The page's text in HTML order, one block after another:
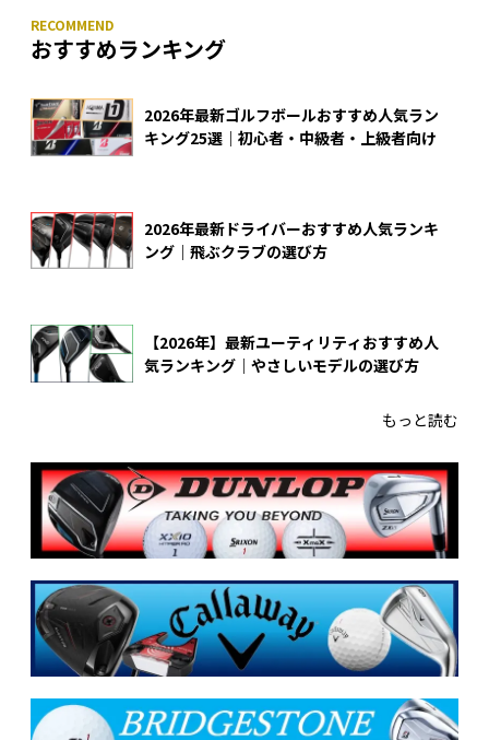
おすすめランキング
2026年最新ゴルフボールおすすめ人気ラン
キング25選｜初心者・中級者・上級者向け
2026年最新ドライバーおすすめ人気ランキ
ング｜飛ぶクラブの選び方
【2026年】最新ユーティリティおすすめ人
気ランキング｜やさしいモデルの選び方
もっと読む